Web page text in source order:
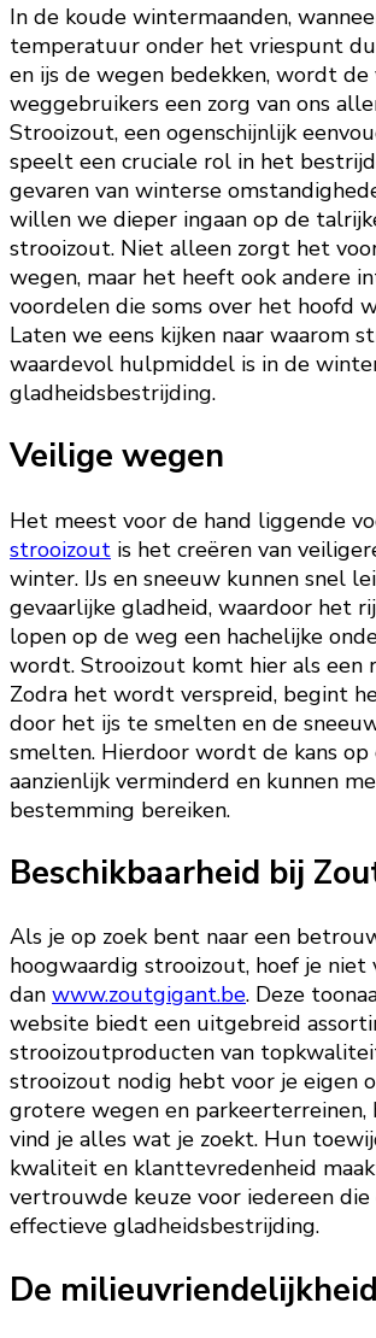
In de koude wintermaanden,
temperatuur onder het vriespunt
en ijs de wegen bedekken, wordt de
weggebruikers een zorg van ons
Strooizout, een ogenschijnlijk
speelt een cruciale rol in het
gevaren van winterse
willen we dieper ingaan op de
strooizout. Niet alleen zorgt het
wegen, maar het heeft ook andere
voordelen die soms over het hoofd
Laten we eens kijken naar waarom
waardevol hulpmiddel is in de
gladheidsbestrijding.
Veilige wegen
Het meest voor de hand liggende
strooizout is het creëren van
winter. IJs en sneeuw kunnen snel
gevaarlijke gladheid, waardoor het
lopen op de weg een hachelijke
wordt. Strooizout komt hier als een
Zodra het wordt verspreid, begint
door het ijs te smelten en de
smelten. Hierdoor wordt de kans op
aanzienlijk verminderd en kunnen
bestemming bereiken.
Beschikbaarheid bij
Als je op zoek bent naar een
hoogwaardig strooizout, hoef je niet
dan www.zoutgigant.be. Deze
website biedt een uitgebreid
strooizoutproducten van
strooizout nodig hebt voor je eigen
grotere wegen en
vind je alles wat je zoekt. Hun
kwaliteit en klanttevredenheid
vertrouwde keuze voor iedereen die
effectieve gladheidsbestrijding.
De milieuvriendelijkheid